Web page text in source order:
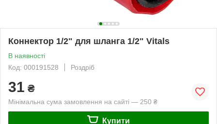
Коннектор 1/2" для шланга 1/2" Vitals
В наявності
Код: 000191528
Роздріб
31 ₴
Мінімальна сума замовлення на сайті — 250 ₴
Купити